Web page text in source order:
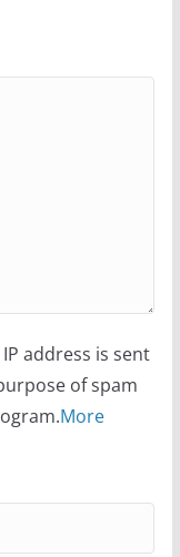
address is sent
of spam
More